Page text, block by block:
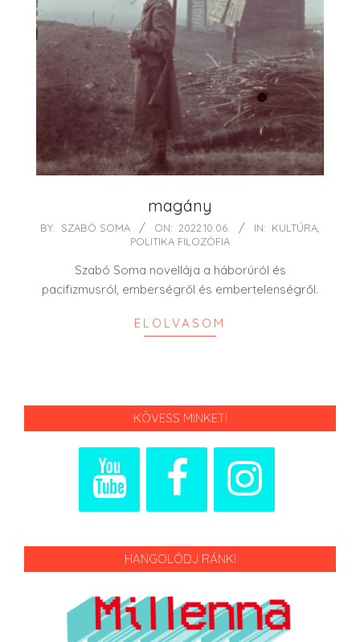
magány
2022-
BY: SZABÓ SOMA ON: 2022.10.06. IN: KULTÚRA
POLITIKA FILOZÓFIA
Szabó Soma novellája a háborúról és
pacifizmusról, emberségről és embertelenségről.
ELOLVASOM
KÖVESS MINKET!
HANGOLÓDJ RÁNK!